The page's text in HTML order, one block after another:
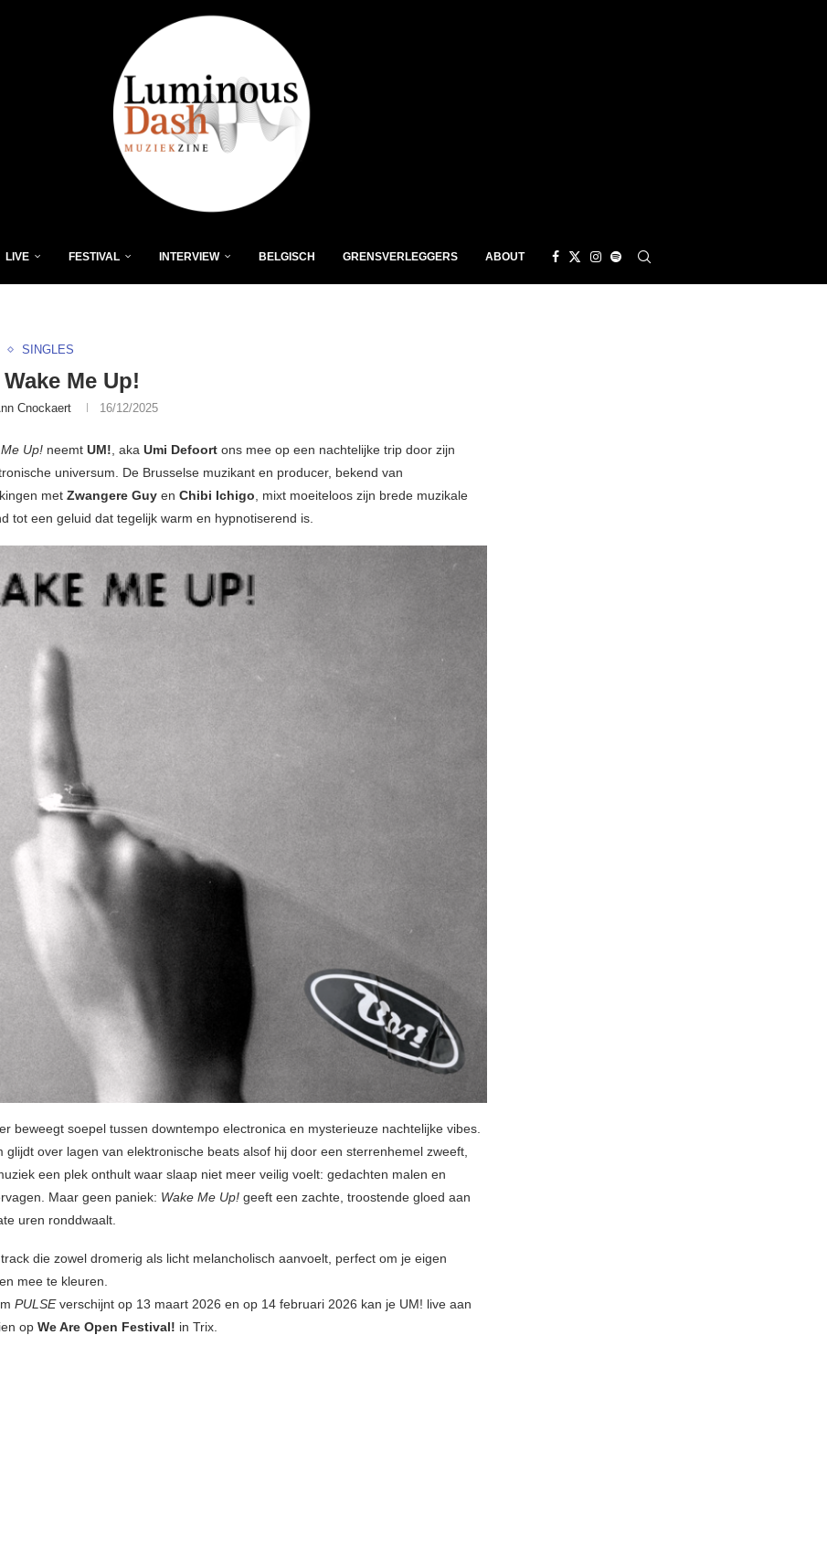
LIVE FESTIVAL INTERVIEW BELGISCH GRENSVERLEGGERS ABOUT
SINGLES
Me Up!
Cnockaert 16/12/2025
Up! neemt UM!, aka Umi Defoort ons mee op een nachtelijke trip door zijn
universum. De Brusselse muzikant en producer, bekend van
met Zwangere Guy en Chibi Ichigo, mixt moeiteloos zijn brede muzikale
tot een geluid dat tegelijk warm en hypnotiserend is.
beweegt soepel tussen downtempo electronica en mysterieuze nachtelijke vibes.
glijdt over lagen van elektronische beats alsof hij door een sterrenhemel zweeft,
een plek onthult waar slaap niet meer veilig voelt: gedachten malen en
Maar geen paniek: Wake Me Up! geeft een zachte, troostende gloed aan
uren ronddwaalt.
die zowel dromerig als licht melancholisch aanvoelt, perfect om je eigen
mee te kleuren.
PULSEverschijnt op 13 maart 2026 en op 14 februari 2026 kan je UM! live aan
op We Are Open Festival! in Trix.